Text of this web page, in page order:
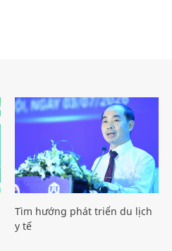
Tìm hướng phát triển du lịch
y tế